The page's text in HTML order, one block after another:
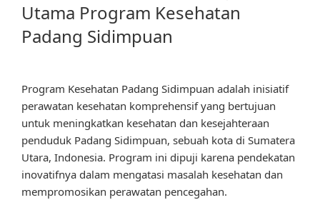
Utama Program Kesehatan
Padang Sidimpuan
Program Kesehatan Padang Sidimpuan adalah inisiatif
perawatan kesehatan komprehensif yang bertujuan
untuk meningkatkan kesehatan dan kesejahteraan
penduduk Padang Sidimpuan, sebuah kota di Sumatera
Utara, Indonesia. Program ini dipuji karena pendekatan
inovatifnya dalam mengatasi masalah kesehatan dan
mempromosikan perawatan pencegahan.